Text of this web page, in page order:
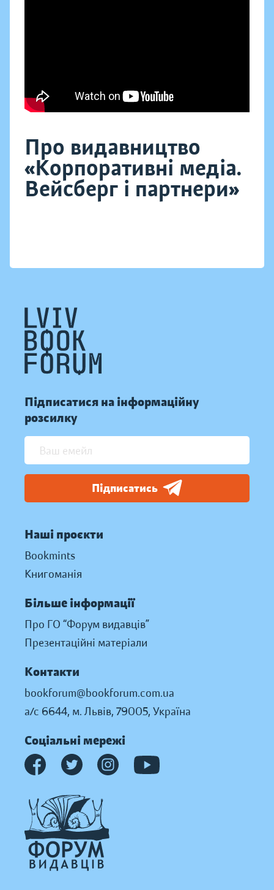
Про видавництво
«Корпоративні медіа.
Вейсберг і партнери»
Підписатися на інформаційну
розсилку
Підписатись
Наші проєкти
Bookmints
Книгоманія
Більше інформації
Про ГО “Форум видавців”
Презентаційні матеріали
Контакти
bookforum@bookforum.com.ua
а/с 6644, м. Львів, 79005, Україна
Соціальні мережі